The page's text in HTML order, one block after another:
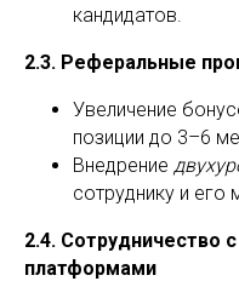
кандидатов.
2.3. Реферальные
Увеличение
позиции до 3–6
Внедрение
сотруднику и его
2.4. Сотрудничество
платформами